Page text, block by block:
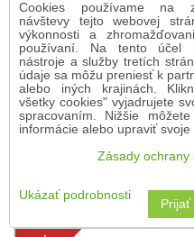
Krvavá zástera
Cookies používame na
návštevy tejto webovej
výkonnosti a
používaní. Na tento účel
nástroje a služby tretích
údaje sa môžu preniesť k
alebo iných krajinách.
všetky cookies" vyjadrujete
spracovaním. Nižšie
informácie alebo upraviť svoje
Zásady ochrany
Ukázať podrobnosti
Prijať